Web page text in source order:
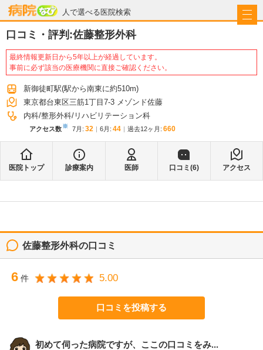
人で選べる医院検索
病院なび
口コミ・評判:佐藤整形外科
最終情報更新日から5年以上が経過しています。
事前に必ず該当の医療機関に直接ご確認ください。
新御徒町駅(駅から南東に約510m)
東京都台東区三筋1丁目7-3 メゾンド佐藤
内科 整形外科 リハビリテーション科
アクセス数※ 7月 : 32 6月 : 44 過去12ヶ月: 660
医院トップ 診療案内 医師 口コミ(6) アクセス
佐藤整形外科の口コミ
6 件 5.00
口コミを投稿する
初めて伺った病院ですが、ここの口コミをみ...